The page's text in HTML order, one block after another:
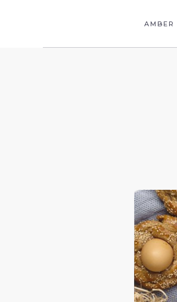
AMBER